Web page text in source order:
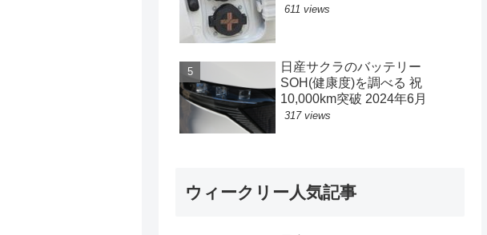
611 views
日産サクラのバッテリー
SOH(健康度)を調べる 祝
10,000km突破 2024年6月
317 views
ウィークリー人気記事